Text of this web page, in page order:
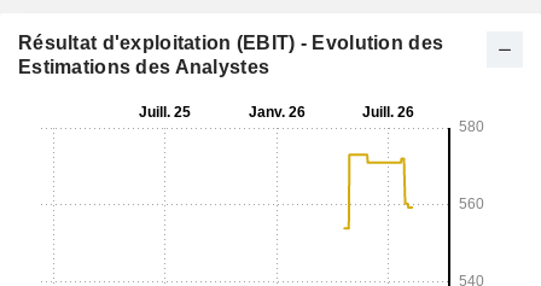
Résultat d'exploitation (EBIT) - Evolution des
Estimations des Analystes